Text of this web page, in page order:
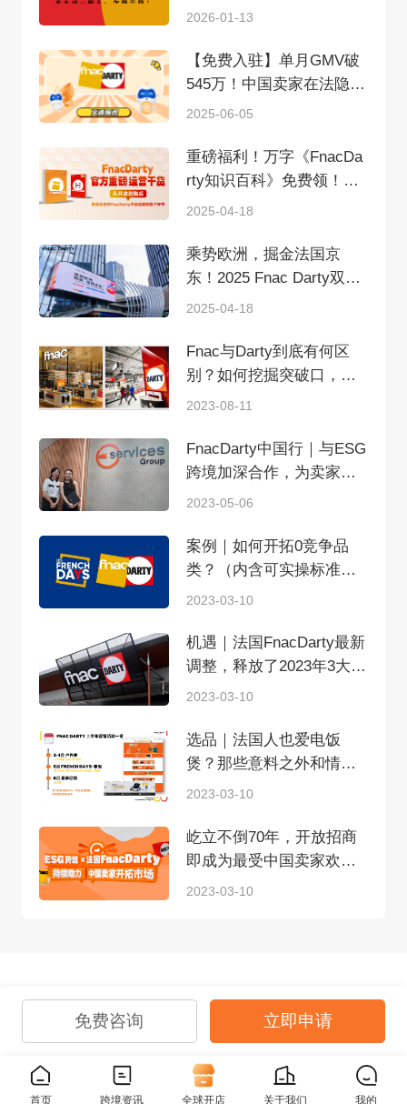
跟？
2026-01-13
【免费入驻】单月GMV破
545万！中国卖家在法隐形
冠军平台FnacDarty的暴利
2025-06-05
重磅福利！万字《FnacDa
rty知识百科》免费领！覆
盖开店到售后全流程！
2025-04-18
乘势欧洲，掘金法国京
东！2025 Fnac Darty双平
台官方发布会圆满落幕！
2025-04-18
Fnac与Darty到底有何区
别？如何挖掘突破口，快
速突围?
2023-08-11
FnacDarty中国行｜与ESG
跨境加深合作，为卖家注
入增长新动力
2023-05-06
案例｜如何开拓0竞争品
类？（内含可实操标准答
案）
2023-03-10
机遇｜法国FnacDarty最新
调整，释放了2023年3大重
要信号
2023-03-10
选品｜法国人也爱电饭
煲？那些意料之外和情理
之中的热销品
2023-03-10
屹立不倒70年，开放招商
即成为最受中国卖家欢迎
的平台，Fnac Darty做对
2023-03-10
免费咨询 立即申请
首页 跨境资讯 全球开店 关于我们 我的